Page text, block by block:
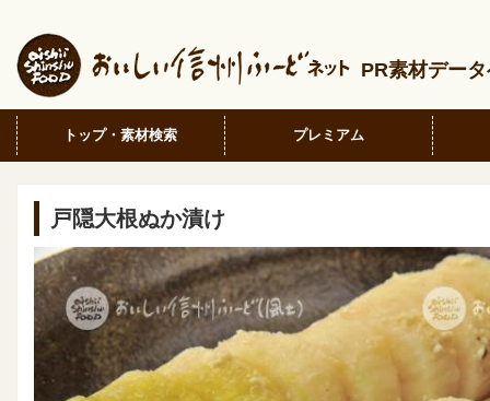
PR素材デー
トップ・素材検索 プレミアム
戸隠大根ぬか漬け